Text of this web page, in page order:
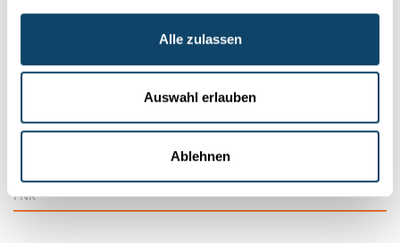
Alle zulassen
Auswahl erlauben
Ablehnen
SCHALLIMOFLÜTT 2.0
Bastel eng Flütt - mat engem Schallimo an
engem Loftballon
FNR